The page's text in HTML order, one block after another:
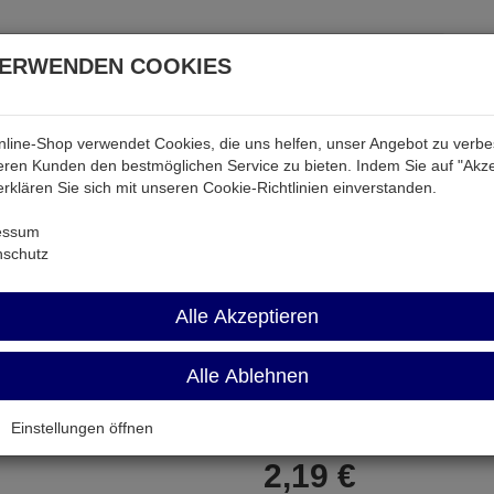
& Akkus Audio & Video Strom Tab &
BOK 0,082U
Booster-Kondensator 82nF
2,19 €
COOKIES
Shop verwendet Cookies, die uns helfen, unser Angebot zu
Kunden den bestmöglichen Service zu bieten. Indem Sie auf
Sie sich mit unseren Cookie-Richtlinien einverstanden.
Alle Akzeptieren
Alle Ablehnen
Einstellungen öffnen